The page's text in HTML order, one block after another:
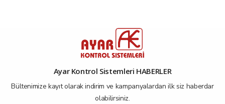
Ayar Kontrol Sistemleri HABERLER
Bültenimize kayıt olarak indirim ve kampanyalardan ilk siz haberdar
olabilirsiniz.